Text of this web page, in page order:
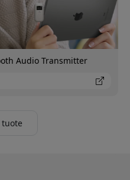
Audio Transmitter
tuote